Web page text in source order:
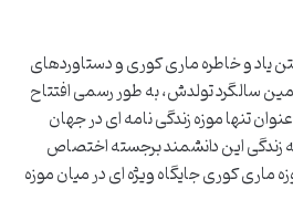
یاد و خاطره ماری کوری و دستاوردهای
در صدمین سالگرد تولدش، به طور رسمی افتتاح
تنها موزه زندگی نامه ای در جهان
زندگی این دانشمند برجسته اختصاص
کوری جایگاه ویژه ای در میان موزه